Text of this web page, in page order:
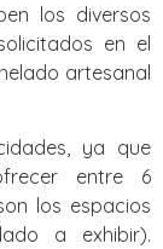
los diversos
en el
artesanal
ya que
entre 6
los espacios
a exhibir).